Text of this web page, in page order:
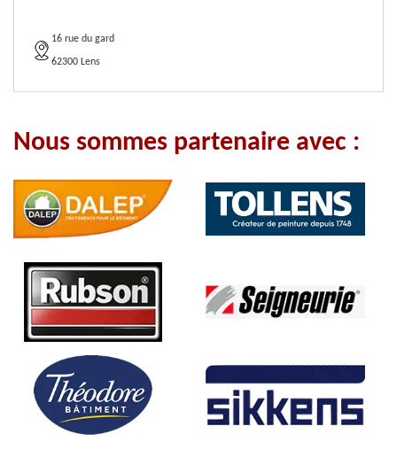
16 rue du gard
62300 Lens
Nous sommes partenaire avec :